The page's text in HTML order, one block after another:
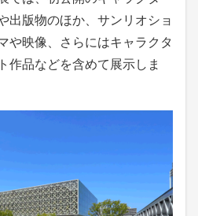
出版物のほか、サンリオショ
や映像、さらにはキャラクタ
作品などを含めて展示しま